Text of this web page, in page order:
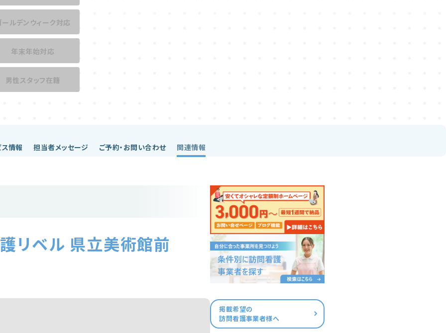
ルデンウィーク対応
年末年始対応
男性スタッフ在籍
情報 担当者メッセージ ご予約・お問い合わせ 関連情報
リベル 県立美術館前
掲載希望の
訪問看護事業者様へ